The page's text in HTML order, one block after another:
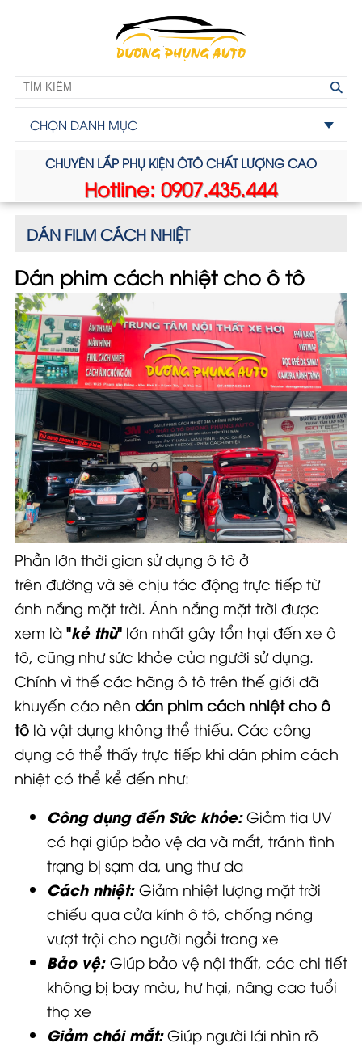
CHỌN DANH MỤC
CHUYÊN LẮP PHỤ KIỆN ÔTÔ CHẤT LƯỢNG CAO
Hotline: 0907.435.444
DÁN FILM CÁCH NHIỆT
Dán phim cách nhiệt cho ô tô
Phần lớn thời gian sử dụng ô tô ở
trên đường và sẽ chịu tác động trực tiếp từ
ánh nắng mặt trời. Ánh nắng mặt trời được
xem là "kẻ thù"lớn nhất gây tổn hại đến xe ô
tô, cũng như sức khỏe của người sử dụng.
Chính vì thế các hãng ô tô trên thế giới đã
khuyến cáo nên dán phim cách nhiệt cho ô
tôlà vật dụng không thể thiếu. Các công
dụng có thể thấy trực tiếp khi dán phim cách
nhiệt có thể kể đến như:
Công dụng đến Sức khỏe: Giảm tia UV
có hại giúp bảo vệ da và mắt, tránh tình
trạng bị sạm da, ung thư da
Cách nhiệt: Giảm nhiệt lượng mặt trời
chiếu qua cửa kính ô tô, chống nóng
vượt trội cho người ngồi trong xe
Bảo vệ: Giúp bảo vệ nội thất, các chi tiết
không bị bay màu, hư hại, nâng cao tuổi
thọ xe
Giảm chói mắt: Giúp người lái nhìn rõ